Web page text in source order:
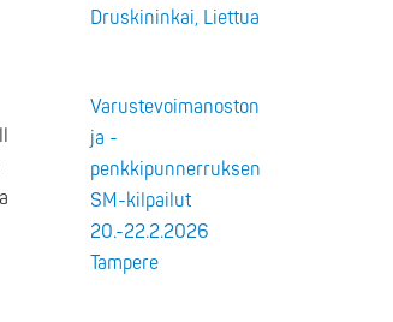
Druskininkai, Liettua
Varustevoimanoston
ja -
penkkipunnerruksen
SM-kilpailut
20.-22.2.2026
Tampere